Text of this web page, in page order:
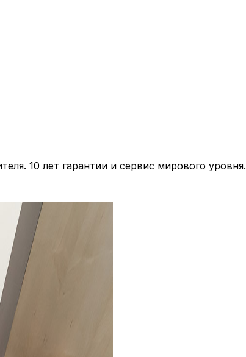
10 лет гарантии и сервис мирового уровня.